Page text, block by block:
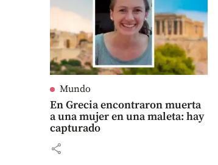
Mundo
En Grecia encontraron muerta
a una mujer en una maleta: hay
capturado
share